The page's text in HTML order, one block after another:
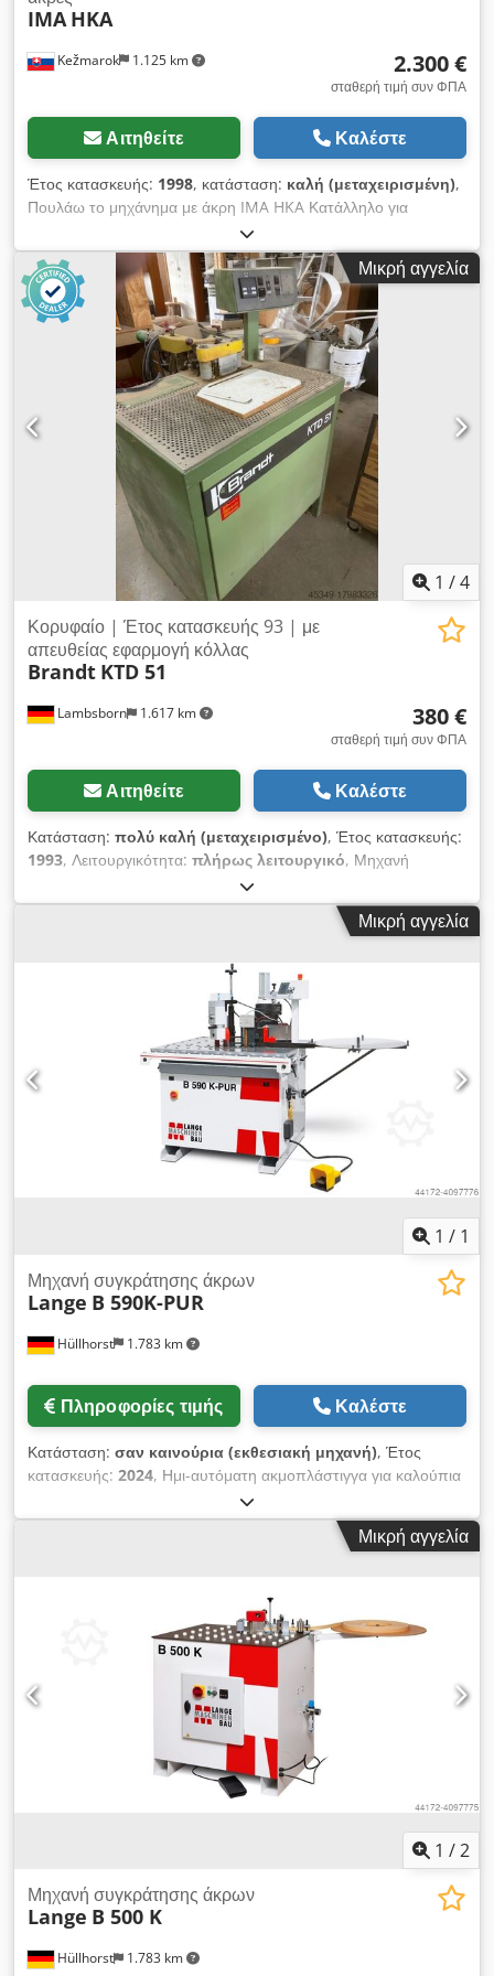
Kežmarok 1.125 km
IMA HKA
2.300 €
σταθερή τιμή συν ΦΠΑ
Αιτηθείτε Καλέστε
Έτος κατασκευής: 1998, κατάσταση: καλή (μεταχειρισμένη),
Πουλάω το μηχάνημα με άκρη IMA HKA Κατάλληλο για
καμπύλες άκρες σε καλή κατάσταση, με δυνατότητα δοκιμής!
Csdpfx Amsg Dvris Reha
Μικρή αγγελία
1 /4
Lambsborn 1.617 km
Κορυφαίο | Έτος κατασκευής 93 | με
απευθείας εφαρμογή κόλλας
Brandt KTD 51
380 €
σταθερή τιμή συν ΦΠΑ
Αιτηθείτε Καλέστε
Κατάσταση: πολύ καλή (μεταχειρισμένο), Έτος κατασκευής:
1993, Λειτουργικότητα: πλήρως λειτουργικό, Μηχανή
επικόλλησης ακμών KTD51 για διαμορφωμένες λωρίδες και
ευθείες ακμές με άμεση εφαρμογή κόλλας. Ελάχιστο μήκος
τεμαχίου 160 mm, πάχος τεμαχίου 10 – 40 mm, πάχος ταινίας
κατασκευής 1993, ρυθμιζόμενη ταχύτητα προώθησης 4 – 9
m/min., 2,6 kW, 400 Volt. Codpfx Aevf H I Tjm Reha
Δυνατότητα μεταφοράς με επιπλέον χρέωση! Λόγω της
παλαιότητας του μεταχειρισμένου μηχανήματος, αποκλείεται η
παροχή εγγύησης κατά την πώληση σε επαγγελματίες πελάτες.
Μικρή αγγελία
1 / 1
Hüllhorst 1.783 km
Μηχανή συγκράτησης άκρων
Lange B 590K-PUR
Πληροφορίες τιμής Καλέστε
Κατάσταση: σαν καινούρια (εκθεσιακή μηχανή), Έτος
κατασκευής: 2024, Ημι-αυτόματη ακμοπλάστιγγα για καλούπια
έως 140 mm ύψος ακμής, ταχύτητα τροφοδοσίας 2,5 - 12
m/min., διάταξη ταχείας αλλαγής για δοχείο κόλλας, δοχείο
κόλλας και κύλινδρος κόλλας με επικάλυψη τεφλόν, λειτουργία
επιλογών: - μονάδα ηλεκτρο-πνευματικής προ- τήξης για
κυλινδρικές κασέτες των 2 KG Chsded Sb Duepfx Am Rsa -
τροφοδοσία με πίεση από πάνω (πατενταρισμένο δίπλωμα
ευρεσιτεχνίας) - Δοκός εξαγωγής με ατσάλινες σφαίρες
67641340f3651
Μικρή αγγελία
1 /2
Hüllhorst 1.783 km
Μηχανή συγκράτησης άκρων
Lange B 500 K